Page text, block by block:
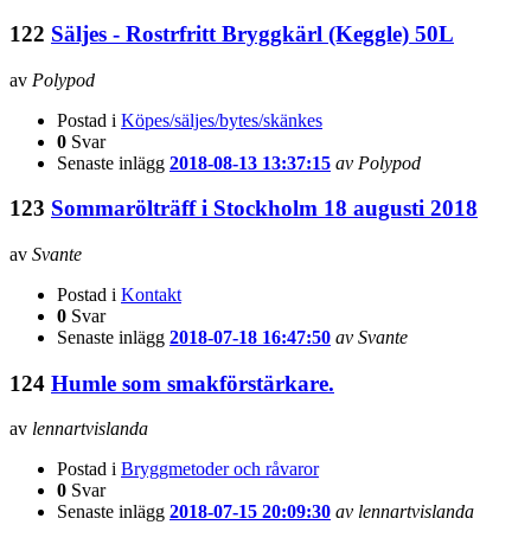
122 Säljes - Rostrfritt Bryggkärl (Keggle) 50L
av Polypod
Postad i Köpes/säljes/bytes/skänkes
0 Svar
Senaste inlägg 2018-08-13 13:37:15 av Polypod
123 Sommarölträff i Stockholm 18 augusti 2018
av Svante
Postad i Kontakt
0 Svar
Senaste inlägg 2018-07-18 16:47:50 av Svante
124 Humle som smakförstärkare.
av lennartvislanda
Postad i Bryggmetoder och råvaror
0 Svar
Senaste inlägg 2018-07-15 20:09:30 av lennartvislanda